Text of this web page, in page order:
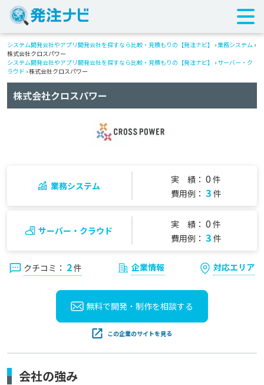
システム開発会社やアプリ開発会社を探すなら比較・見積もりの【発注ナビ】 › 業務システム ›
株式会社クロスパワー
システム開発会社やアプリ開発会社を探すなら比較・見積もりの【発注ナビ】
› サーバー・ク
ラウド › 株式会社クロスパワー
株式会社クロスパワー
業務システム
実 績： 0 件
費用例： 3 件
サーバー・クラウド
実 績： 0 件
費用例： 3 件
クチコミ： 2件 企業情報 対応エリア
無料で開発・制作を相談する
この企業のサイトを見る
会社の強み